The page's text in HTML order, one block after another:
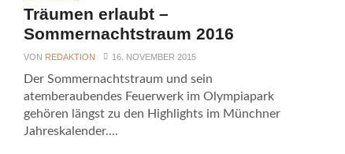
Träumen erlaubt –
Sommernachtstraum 2016
VON REDAKTION 16. NOVEMBER 2015
Der Sommernachtstraum und sein
atemberaubendes Feuerwerk im Olympiapark
gehören längst zu den Highlights im Münchner
Jahreskalender....